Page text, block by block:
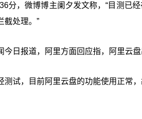
分，微博博主阑夕发文称，“目测已
截处理。”
今日报道，阿里方面回应指，阿里云
测试，目前阿里云盘的功能使用正常，